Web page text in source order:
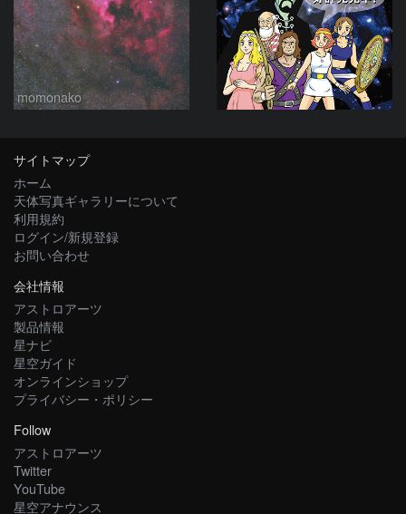
momonako
サイトマップ
ホーム
天体写真ギャラリーについて
利用規約
ログイン/新規登録
お問い合わせ
会社情報
アストロアーツ
製品情報
星ナビ
星空ガイド
オンラインショップ
プライバシー・ポリシー
Follow
アストロアーツ
Twitter
YouTube
星空アナウンス